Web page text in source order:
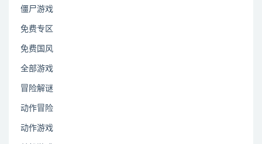
僵尸游戏
免费专区
免费国风
全部游戏
冒险解谜
动作冒险
动作游戏